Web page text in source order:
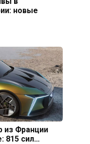
новые
из Франции
815 сил…